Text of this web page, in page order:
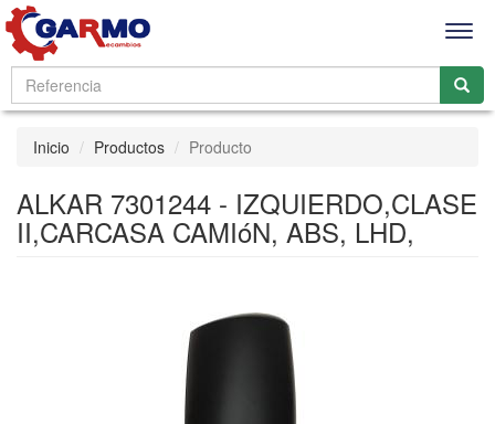
Inicio Productos Producto
ALKAR 7301244 - IZQUIERDO,CLASE
II,CARCASA CAMIóN, ABS, LHD,